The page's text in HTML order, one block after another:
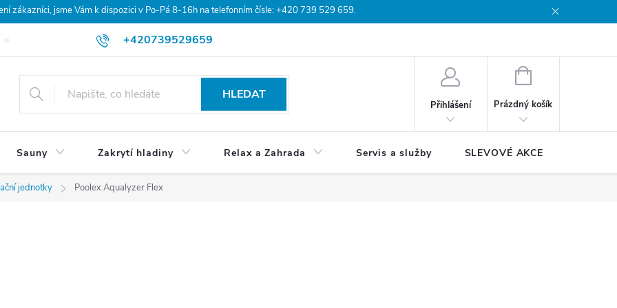
zákazníci, jsme Vám k dispozici v Po-Pá 8-16h na telefonním čísle: +420 739 529 659.
+420739529659
Hodnocení obchodu Doprava a platba
HLEDAT
Přihlášení
NÁKUPNÍ
Prázdný košík
Sauny Zakrytí hladiny Relax a Zahrada Servis a služby SLEVOVÉ AKCE
jednotky Poolex Aqualyzer Flex